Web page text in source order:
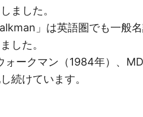
ました。
」は英語圏でも一般
した。
ォークマン（1984年）、
続けています。